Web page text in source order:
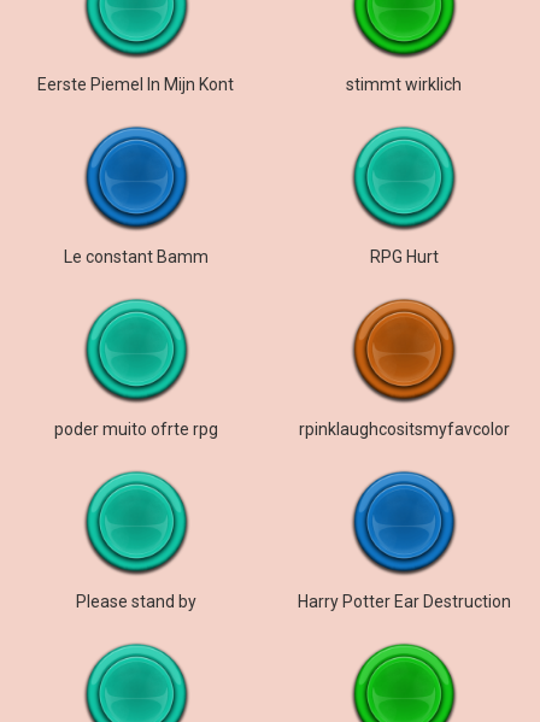
Eerste Piemel In Mijn Kont stimmt wirklich
Le constant Bamm RPG Hurt
poder muito ofrte rpg rpinklaughcositsmyfavcolor
Please stand by Harry Potter Ear Destruction